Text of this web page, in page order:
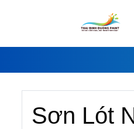
Sơn Lót